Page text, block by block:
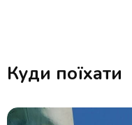
Куди поїхати